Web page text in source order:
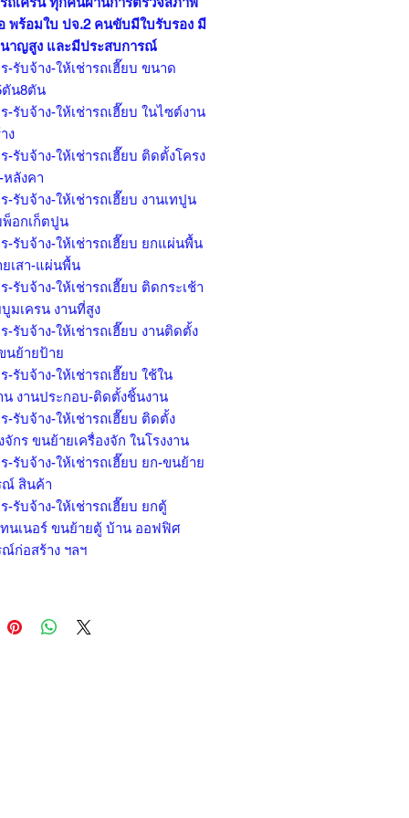
พร้อมใบ ปจ.2 คนขับมีใบรับรอง มี
าญสูง และมีประสบการณ์
-รับจ้าง-ให้เช่ารถเฮี๊ยบ ขนาด
ตัน8ตัน
-รับจ้าง-ให้เช่ารถเฮี๊ยบ ในไซต์งาน
ง
-รับจ้าง-ให้เช่ารถเฮี๊ยบ ติดตั้งโครง
หลังคา
-รับจ้าง-ให้เช่ารถเฮี๊ยบ งานเทปูน
อกเก็ตปูน
-รับจ้าง-ให้เช่ารถเฮี๊ยบ ยกแผ่นพื้น
เสา-แผ่นพื้น
-รับจ้าง-ให้เช่ารถเฮี๊ยบ ติดกระเช้า
มเครน งานที่สูง
-รับจ้าง-ให้เช่ารถเฮี๊ยบ งานติดตั้ง
นย้ายป้าย
-รับจ้าง-ให้เช่ารถเฮี๊ยบ ใช้ใน
น งานประกอบ-ติดตั้งชิ้นงาน
-รับจ้าง-ให้เช่ารถเฮี๊ยบ ติดตั้ง
จักร ขนย้ายเครื่องจัก ในโรงงาน
-รับจ้าง-ให้เช่ารถเฮี๊ยบ ยก-ขนย้าย
ณ์ สินค้า
-รับจ้าง-ให้เช่ารถเฮี๊ยบ ยกตู้
นเนอร์ ขนย้ายตู้ บ้าน ออฟฟิศ
ก่อสร้าง ฯลฯ